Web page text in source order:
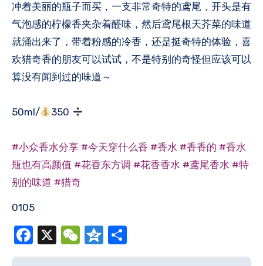
冲着美丽的瓶子而买，一支非常奇特的鸢尾，开头是有
气泡感的柠檬香夹杂着醛味，然后鸢尾根天芥菜的味道
就涌出来了，带着粉感的冷香，还是挺奇特的体验，喜
欢猎奇香的朋友可以试试，不是特别的奇怪但应该可以
算没有闻到过的味道～
50ml/ 350
#小众香水分享 #今天穿什么香 #香水 #香香的 #香水
瓶也有高颜值 #花香东方调 #花香香水 #鸢尾香水 #特
别的味道 #猎奇
0105
Facebook
X WeChat
Qzone
享